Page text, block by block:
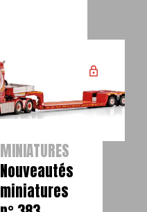
MINIATURES
Nouveautés
miniatures